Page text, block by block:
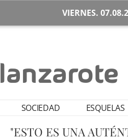
VIERNES.
SOCIEDAD ESQUELAS
"ESTO ES UNA